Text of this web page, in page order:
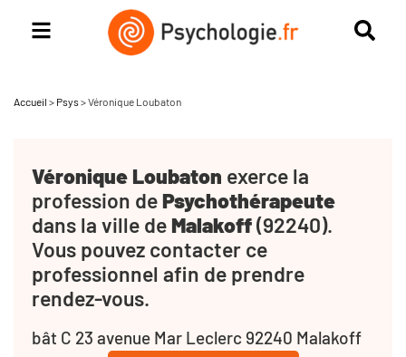
Accueil > Psys >Véronique Loubaton
Véronique Loubaton exerce la
profession dePsychothérapeute
dans la ville de Malakoff(92240).
Vous pouvez contacter ce
professionnel afin de prendre
rendez-vous.
bât C 23 avenue Mar Leclerc 92240 Malakoff